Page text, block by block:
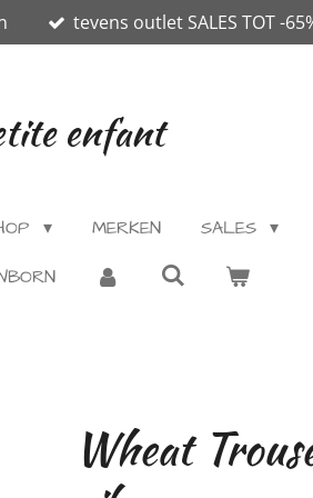
tevens outlet SALES TOT -
enfant
MERKEN SALES
Wheat